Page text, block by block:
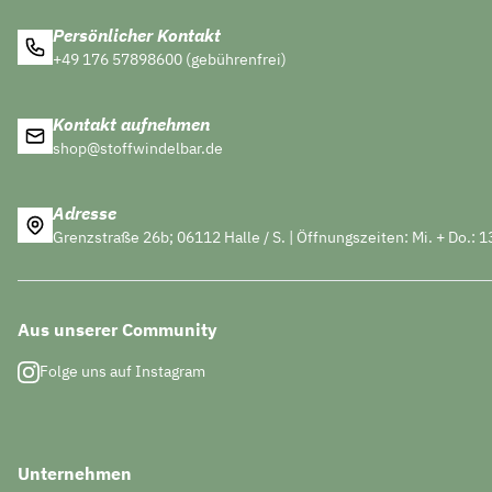
Persönlicher Kontakt
+49 176 57898600 (gebührenfrei)
Kontakt aufnehmen
shop@stoffwindelbar.de
Adresse
Grenzstraße 26b; 06112 Halle / S. | Öffnungszeiten: Mi. + Do.:
Aus unserer Community
Folge uns auf Instagram
Unternehmen